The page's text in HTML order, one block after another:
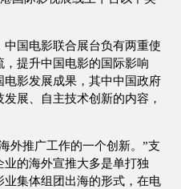
国电影联合展台负有两重使
提升中国电影的国际影响
影发展成果，其中中国政府
展、自主技术创新的内容，
外推广工作的一个创新。”支
的海外宣推大多是单打独
集体组团出海的形式，在电